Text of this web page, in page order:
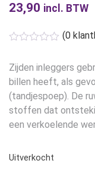
23,90 incl. BTW
(0
Zijden inleggers
billen heeft, als
(tandjespoep). De
stoffen dat
een verkoelende
Uitverkocht